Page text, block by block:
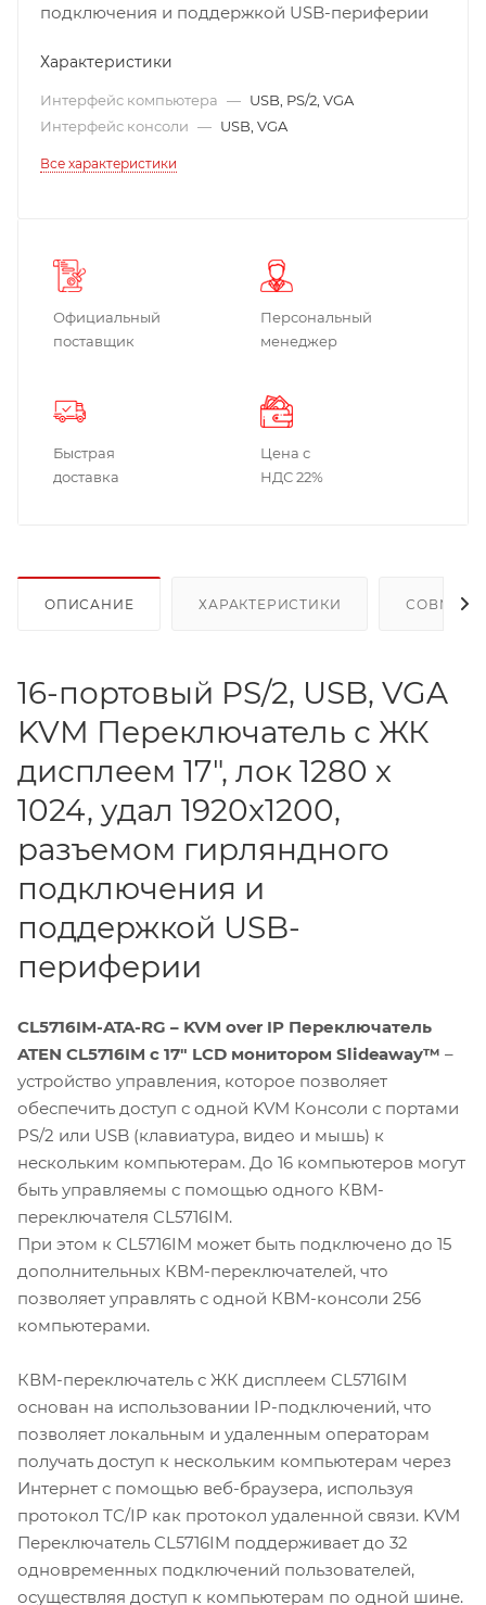
подключения и поддержкой USB-периферии
Характеристики
Интерфейс компьютера — USB, PS/2, VGA
Интерфейс консоли — USB, VGA
Все характеристики
Официальный
поставщик
Персональный
менеджер
Быстрая
доставка
Цена с
НДС 22%
ОПИСАНИЕ ХАРАКТЕРИСТИКИ
16-портовый PS/2, USB, VGA
KVM Переключатель с ЖК
дисплеем 17", лок 1280 x
1024, удал 1920x1200,
разъемом гирляндного
подключения и
поддержкой USB-
периферии
CL5716IM-ATA-RG – KVM over IP Переключатель
ATEN CL5716IM с 17" LCD монитором Slideaway™ –
устройство управления, которое позволяет
обеспечить доступ с одной KVM Консоли с портами
PS/2 или USB (клавиатура, видео и мышь) к
нескольким компьютерам. До 16 компьютеров могут
быть управляемы с помощью одного КВМ-
переключателя CL5716IM.
При этом к CL5716IM может быть подключено до 15
дополнительных КВМ-переключателей, что
позволяет управлять с одной КВМ-консоли 256
компьютерами.
КВМ-переключатель с ЖК дисплеем CL5716IM
основан на использовании IP-подключений, что
позволяет локальным и удаленным операторам
получать доступ к нескольким компьютерам через
Интернет с помощью веб-браузера, используя
протокол TC/IP как протокол удаленной связи. KVM
Переключатель CL5716IM поддерживает до 32
одновременных подключений пользователей,
осуществляя доступ к компьютерам по одной шине.